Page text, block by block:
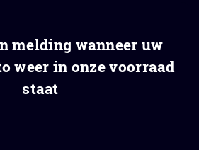
melding wanneer uw
weer in onze voorraad
staat